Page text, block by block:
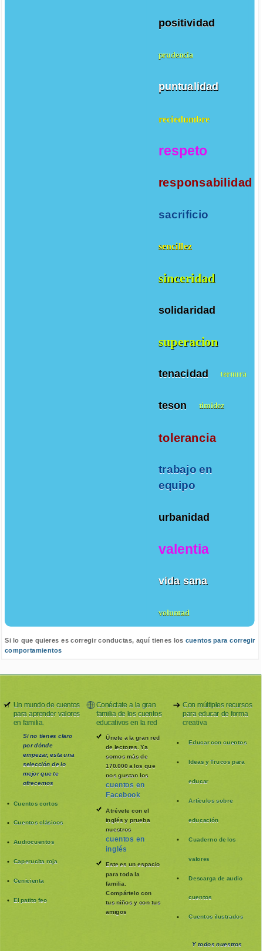
positividad
prudencia
puntualidad
reciedumbre
respeto
responsabilidad
sacrificio
sencillez
sinceridad
solidaridad
superacion
tenacidad ternura
teson timidez
tolerancia
trabajo en
equipo
urbanidad
valentia
vida sana
voluntad
Si lo que quieres es corregir conductas, aquí tienes los cuentos para corregir
comportamientos
Un mundo de cuentos
para aprender valores
en familia.
Si no tienes claro
por dónde
empezar, esta una
selección de lo
mejor que te
ofrecemos
Cuentos cortos
Cuentos clásicos
Audiocuentos
Caperucita roja
Cenicienta
El patito feo
Conéctate a la gran
familia de los cuentos
educativos en la red
Únete a la gran red
de lectores. Ya
somos más de
170.000 a los que
nos gustan los
cuentos en
Facebook
Atrévete con el
inglés y prueba
nuestros
cuentos en
inglés
Este es un espacio
para toda la
familia
Compártelo con
tus niños y con tus
amigos
Con múltiples recursos
para educar de forma
creativa
Educar con cuentos
Ideas y Trucos para
educar
Artículos sobre
educación
Cuaderno de los
valores
Descarga de audio
cuentos
Cuentos ilustrados
Y todos nuestros